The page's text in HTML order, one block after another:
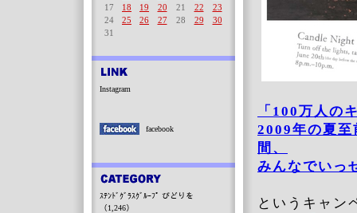
「100万人の
2009年の夏
間、
みんなでいっ
というキャン
17
18 19 20 21 22
23
24
25 26 27 28 29
30
31
Instagram
facebook
ｽﾃﾝﾄﾞｸﾞﾗｽｸﾞﾙｰﾌﾟ びどりを
（1,246）